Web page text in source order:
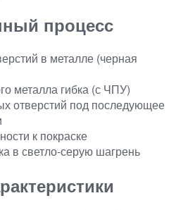
процесс
в металле (черная
металла гибка (с ЧПУ)
отверстий под последующее
к покраске
в светло-серую шагрень